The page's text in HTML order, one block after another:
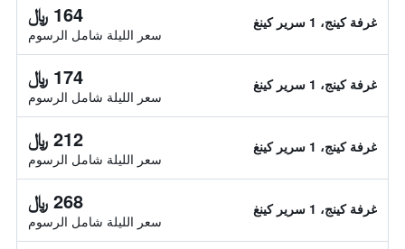
غرفة كينج، 1 سرير كينغ 164 ﷼
سعر الليلة شامل الرسوم
غرفة كينج، 1 سرير كينغ 174 ﷼
سعر الليلة شامل الرسوم
غرفة كينج، 1 سرير كينغ 212 ﷼
سعر الليلة شامل الرسوم
غرفة كينج، 1 سرير كينغ 268 ﷼
سعر الليلة شامل الرسوم